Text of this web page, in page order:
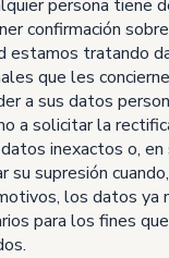
persona tiene
confirmación
estamos tratando
que les
a sus datos
a solicitar la
inexactos o, en
su supresión
los datos ya
para los fines